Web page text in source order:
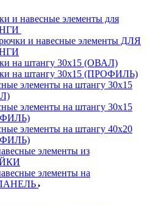
и навесные элементы для
и навесные элементы ДЛЯ
на штангу 30х15 (ОВАЛ)
на штангу 30х15 (ПРОФИЛЬ)
элементы на штангу 30х15
элементы на штангу 30х15
элементы на штангу 40х20
элементы из
элементы на